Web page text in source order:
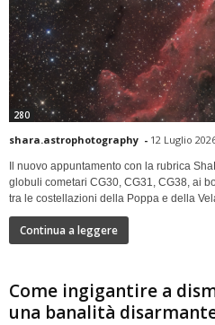
280
shara.astrophotography - 12 Luglio
Il nuovo appuntamento con la rubrica
globuli cometari CG30, CG31, CG38, ai
tra le costellazioni della Poppa e della
Continua a leggere
Come ingigantire a
una banalità